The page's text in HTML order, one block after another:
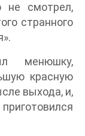
не смотрел,
странного
менюшку,
красную
выхода, и,